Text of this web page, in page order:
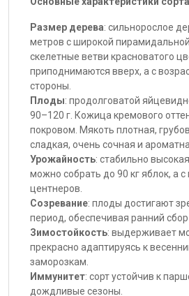
Размер дерева: сильнорослое
метров с широкой
скелетные ветви красноватого
приподнимаются вверх, а с
стороны.
Плоды: продолговатой
90–120 г. Кожица кремового
покровом. Мякоть плотная,
сладкая, очень сочная и
Урожайность: стабильно
можно собрать до 90 кг яблок, а с
центнеров.
Созревание: плоды достигают
период, обеспечивая ранний
Зимостойкость: выдерживает
прекрасно адаптируясь к
заморозкам.
Иммунитет: сорт устойчив к
дождливые сезоны.